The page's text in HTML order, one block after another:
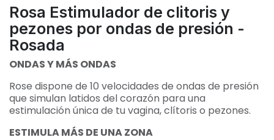
Rosa Estimulador de clitoris y
pezones por ondas de presión -
Rosada
ONDAS Y MÁS ONDAS
Rose dispone de 10 velocidades de ondas de presión
que simulan latidos del corazón para una
estimulación única de tu vagina, clítoris o pezones.
ESTIMULA MÁS DE UNA ZONA